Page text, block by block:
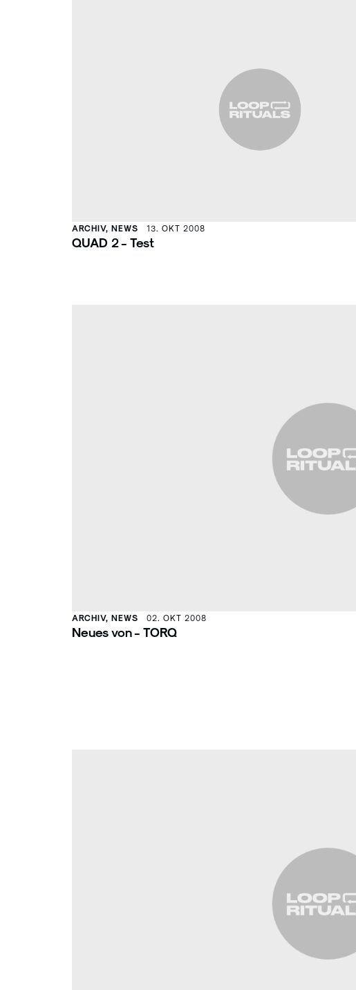
ARCHIV, NEWS 13. OKT 2008
QUAD 2 - Test
ARCHIV, NEWS 02. OKT 2008
Neues von - TORQ